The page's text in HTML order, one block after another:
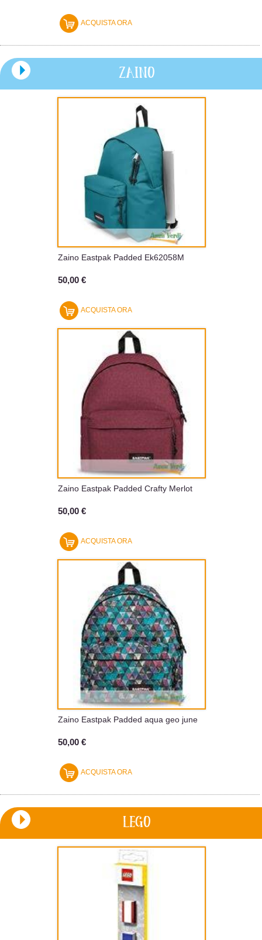
ACQUISTA ORA
ZAINO
Zaino Eastpak Padded Ek62058M
50,00 €
ACQUISTA ORA
Zaino Eastpak Padded Crafty Merlot
50,00 €
ACQUISTA ORA
Zaino Eastpak Padded aqua geo june
50,00 €
ACQUISTA ORA
LEGO